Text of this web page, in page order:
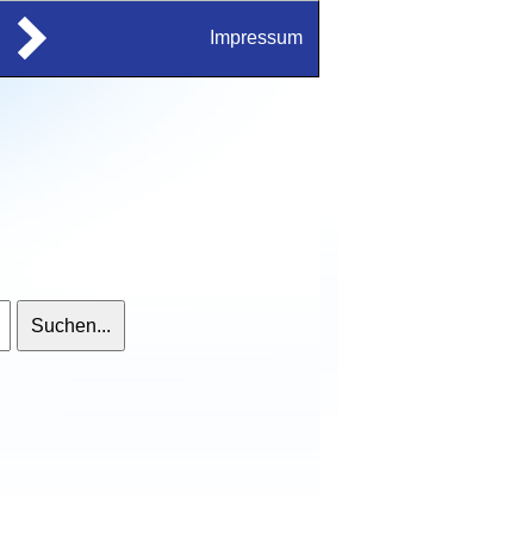
Impressum